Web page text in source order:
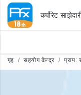
कर्पोरेट
गृह सहयोग केन्द्र प्राय: